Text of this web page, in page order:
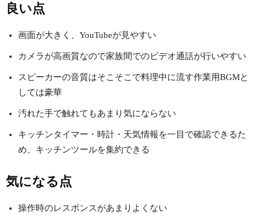
良い点
画面が大きく、YouTubeが見やすい
カメラが高画質なので家族間でのビデオ通話が行いやすい
スピーカーの音質はそこそこで料理中に流す作業用BGMと
しては豪華
汚れた手で触れてもあまり気にならない
キッチンタイマー・時計・天気情報を一目で確認できるた
め、キッチンツールを集約できる
気になる点
操作時のレスポンスがあまりよくない